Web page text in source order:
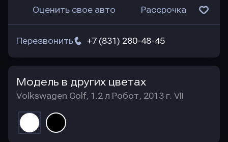
Оценить свое авто Рассрочка
+7 (831) 280-48-45
Перезвонить
Модель в других цветах
Volkswagen Golf, 1.2 л Робот, 2013 г. VII